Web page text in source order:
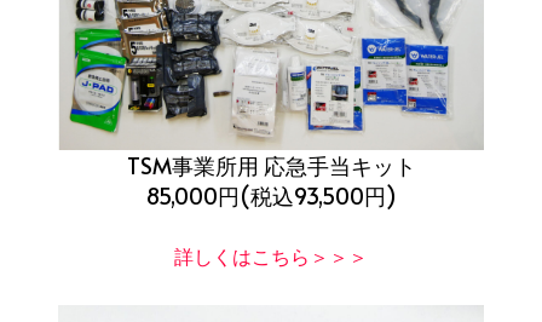
TSM事業所用 応急手当キット
85,000円(税込93,500円)
詳しくはこちら＞＞＞